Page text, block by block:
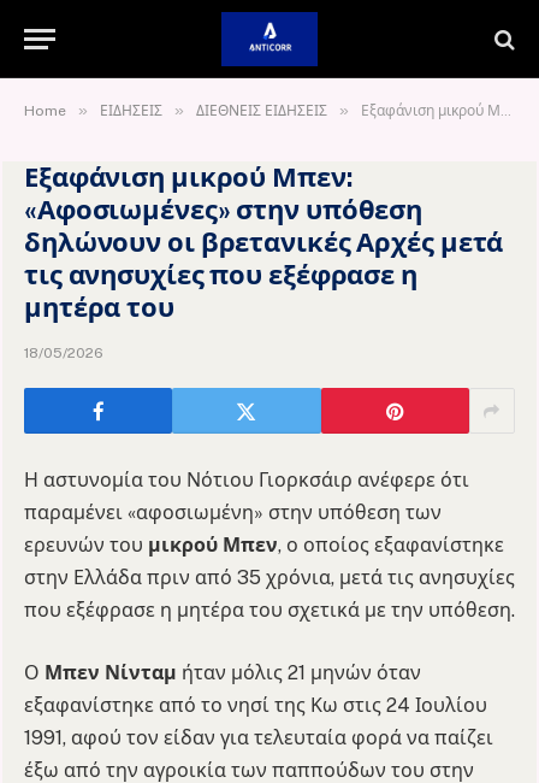
Home » ΕΙΔΗΣΕΙΣ » ΔΙΕΘΝΕΙΣ ΕΙΔΗΣΕΙΣ » Εξαφάνιση μικρού Μπεν: «Αφοσιωμένες» στην υπόθεση δηλώνουν οι βρετανικές Αρχές μετά τις ανησυχίες που εξέφρασε η μητέρα του
Εξαφάνιση μικρού Μπεν:
«Αφοσιωμένες» στην υπόθεση
δηλώνουν οι βρετανικές Αρχές μετά
τις ανησυχίες που εξέφρασε η
μητέρα του
18/05/2026
Η αστυνομία του Νότιου Γιορκσάιρ ανέφερε ότι
παραμένει «αφοσιωμένη» στην υπόθεση των
ερευνών του μικρού Μπεν, ο οποίος εξαφανίστηκε
στην Ελλάδα πριν από 35 χρόνια, μετά τις ανησυχίες
που εξέφρασε η μητέρα του σχετικά με την υπόθεση.
Ο Μπεν Νίνταμ ήταν μόλις 21 μηνών όταν
εξαφανίστηκε από το νησί της Κω στις 24 Ιουλίου
1991, αφού τον είδαν για τελευταία φορά να παίζει
έξω από την αγροικία των παππούδων του στην